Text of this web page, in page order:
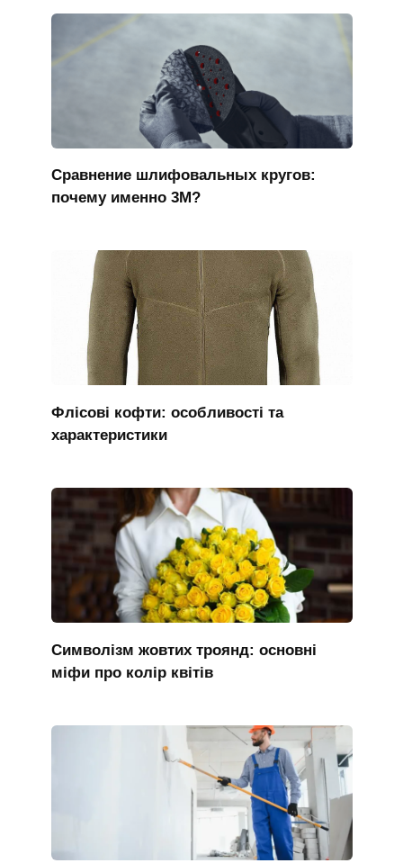
Сравнение шлифовальных кругов:
почему именно 3M?
Флісові кофти: особливості та
характеристики
Символізм жовтих троянд: основні
міфи про колір квітів